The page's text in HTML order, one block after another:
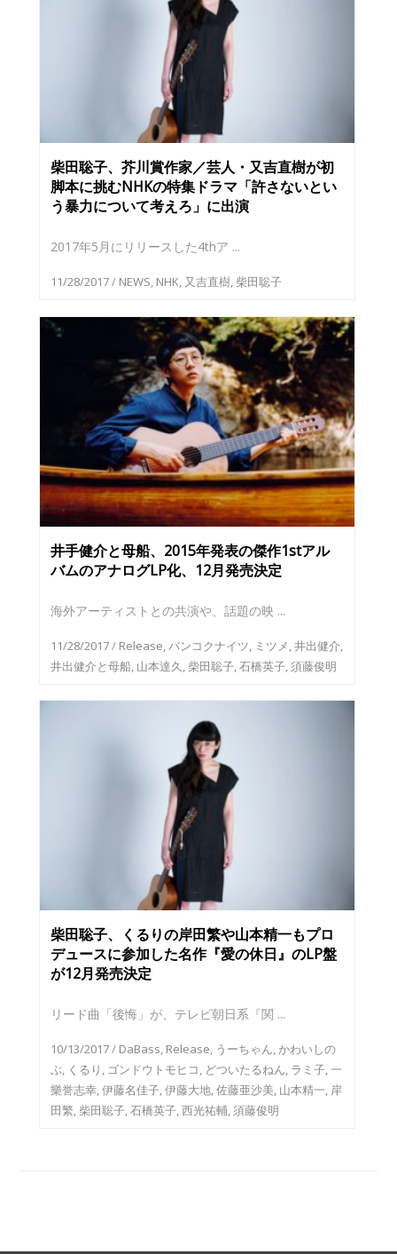
柴田聡子、芥川賞作家／芸人・又吉直樹が初
脚本に挑むNHKの特集ドラマ「許さないとい
う暴力について考えろ」に出演
2017年5月にリリースした4thア ...
11/28/2017/ NEWS, NHK, 又吉直樹, 柴田聡子
井手健介と母船、2015年発表の傑作1stアル
バムのアナログLP化、12月発売決定
海外アーティストとの共演や、話題の映 ...
11/28/2017/ Release,バンコクナイツ, ミツメ,井出健介,
井出健介と母船, 山本達久, 柴田聡子,石橋英子,須藤俊明
柴田聡子、くるりの岸田繁や山本精一もプロ
デュースに参加した名作『愛の休日』のLP盤
が12月発売決定
リード曲「後悔」が、テレビ朝日系『関 ...
10/13/2017/ DaBass, Release, うーちゃん,かわいしの
ぶ, くるり , ゴンドウトモヒコ, どついたるねん, ラミ子,一
樂誉志幸,伊藤名佳子,伊藤大地,佐藤亜沙美, 山本精一, 岸
田繁, 柴田聡子,石橋英子,西光祐輔,須藤俊明